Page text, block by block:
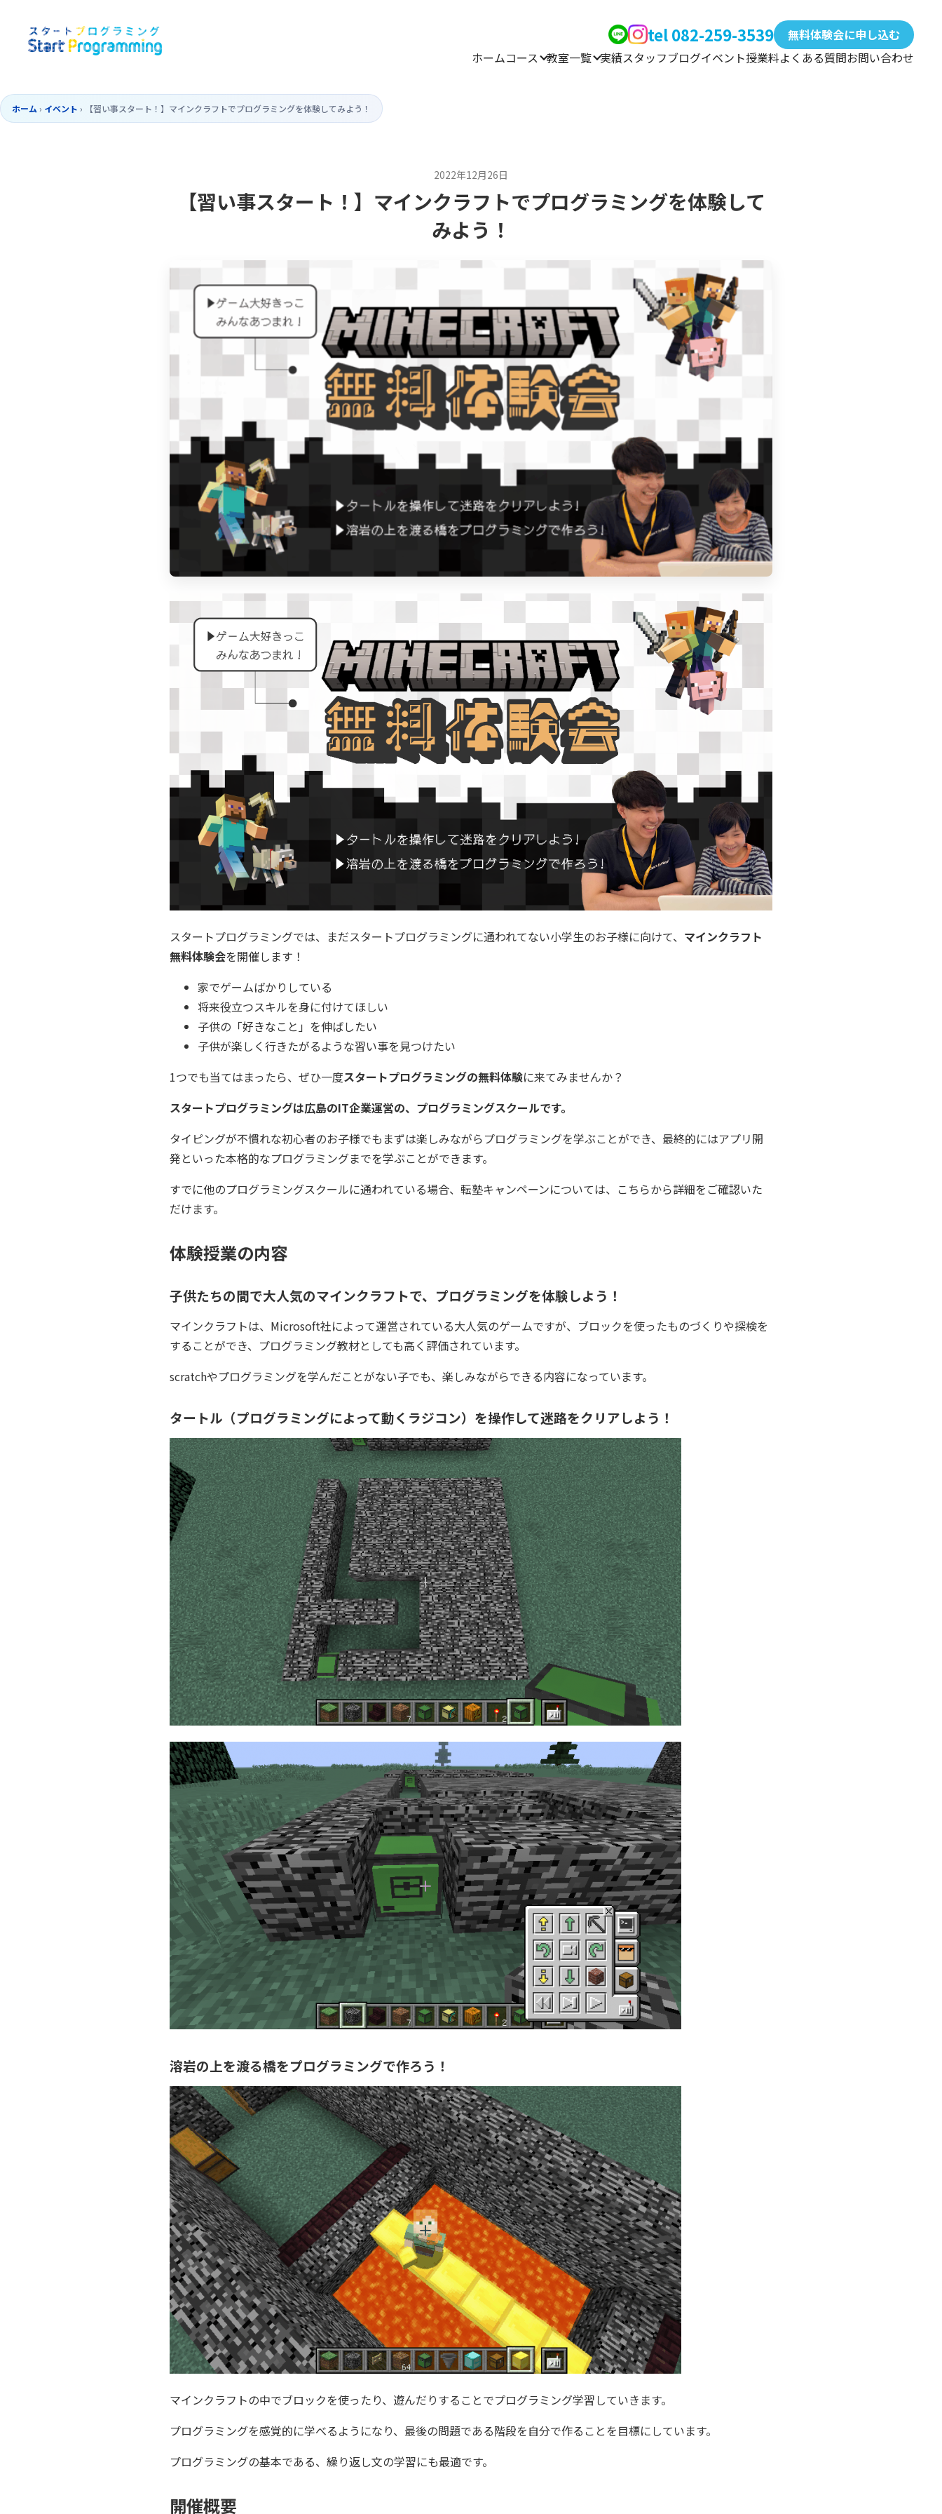
ホームコース 教室一覧 実績スタッフブログイベント授業料よくある質問お問い合わせ
tel 082-259-3539 無料体験会に申し込む
ホーム › イベント › 【習い事スタート！】マインクラフトでプログラミングを体験してみよう！
2022年12月26日
【習い事スタート！】マインクラフトでプログラミングを体験して
みよう！
スタートプログラミングでは、まだスタートプログラミングに通われてない小学生のお子様に向けて、 マインクラフト
無料体験会を開催します！
家でゲームばかりしている
将来役立つスキルを身に付けてほしい
子供の「好きなこと」を伸ばしたい
子供が楽しく行きたがるような習い事を見つけたい
1つでも当てはまったら、ぜひ一度スタートプログラミングの無料体験に来てみませんか？
スタートプログラミングは広島のIT企業運営の、プログラミングスクールです。
タイピングが不慣れな初心者のお子様でもまずは楽しみながらプログラミングを学ぶことができ、最終的にはアプリ開
発といった本格的なプログラミングまでを学ぶことができます。
すでに他のプログラミングスクールに通われている場合、転塾キャンペーンについては、 こちらから詳細をご確認いた
だけます。
体験授業の内容
子供たちの間で大人気のマインクラフトで、プログラミングを体験しよう！
マインクラフトは、Microsoft社によって運営されている大人気のゲームですが、ブロックを使ったものづくりや探検を
することができ、プログラミング教材としても高く評価されています。
scratchやプログラミングを学んだことがない子でも、楽しみながらできる内容になっています。
タートル（プログラミングによって動くラジコン）を操作して迷路をクリアしよう！
溶岩の上を渡る橋をプログラミングで作ろう！
マインクラフトの中でブロックを使ったり、遊んだりすることでプログラミング学習していきます。
プログラミングを感覚的に学べるようになり、最後の問題である階段を自分で作ることを目標にしています。
プログラミングの基本である、繰り返し文の学習にも最適です。
開催概要